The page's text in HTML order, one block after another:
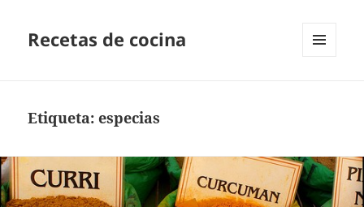
Recetas de cocina
Etiqueta:especias